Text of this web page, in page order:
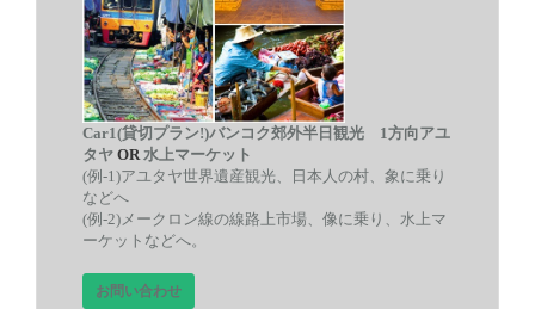
Car1(貸切プラン!)バンコク郊外半日観光 1方向アユ
タヤ OR 水上マーケット
(例-1)アユタヤ世界遺産観光、日本人の村、象に乗り
などへ
(例-2)メークロン線の線路上市場、像に乗り、水上マ
ーケットなどへ。
お問い合わせ